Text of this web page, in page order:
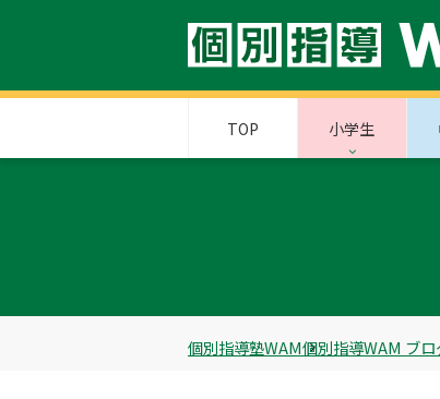
TOP 小学生
個別指導塾WAM個別指導WAM ブロ